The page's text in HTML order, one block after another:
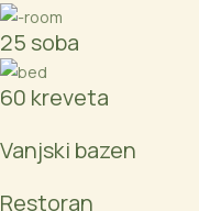
25 soba
60 kreveta
Vanjski bazen
Restoran